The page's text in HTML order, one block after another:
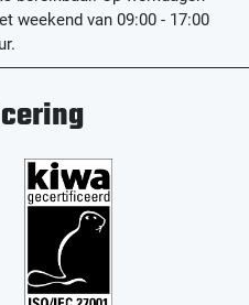
weekend van 09:00 - 17:00